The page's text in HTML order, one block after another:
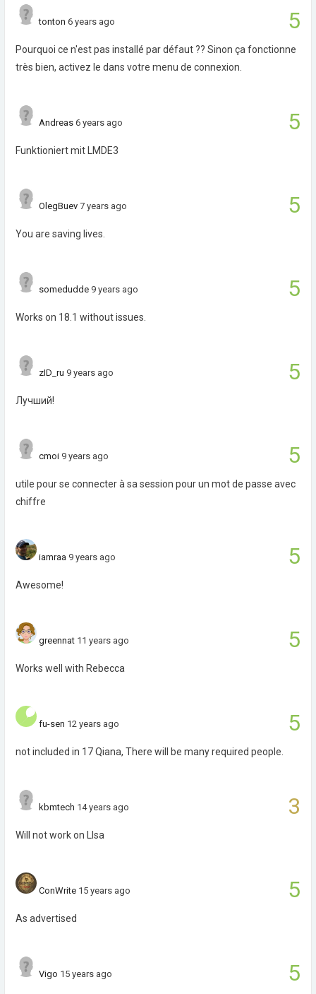
5
tonton 6 years ago
Pourquoi ce n'est pas installé par défaut ?? Sinon ça fonctionne
très bien, activez le dans votre menu de connexion.
5
Andreas 6 years ago
Funktioniert mit LMDE3
5
OlegBuev 7 years ago
You are saving lives.
5
somedudde 9 years ago
Works on 18.1 without issues.
5
zID_ru 9 years ago
Лучший!
5
cmoi 9 years ago
utile pour se connecter à sa session pour un mot de passe avec
chiffre
5
iamraa 9 years ago
Awesome!
5
greennat 11 years ago
Works well with Rebecca
5
fu-sen 12 years ago
not included in 17 Qiana, There will be many required people.
3
kbmtech 14 years ago
Will not work on LIsa
5
ConWrite 15 years ago
As advertised
5
Vigo 15 years ago